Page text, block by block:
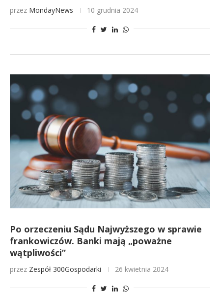
przez MondayNews 10 grudnia 2024
Po orzeczeniu Sądu Najwyższego w sprawie
frankowiczów. Banki mają „poważne
wątpliwości”
przez Zespół 300Gospodarki 26 kwietnia 2024